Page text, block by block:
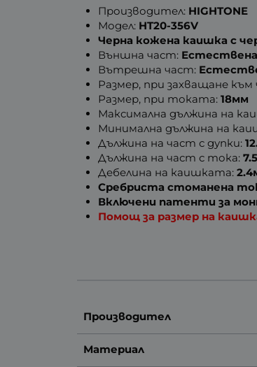
Производител: HIGHTONE
Модел: HT20-356V
Черна кожена каишка с
Външна част:
Вътрешна част:
Размер, при захващане към
Размер, при токата:18мм
Максимална дължина на
Минимална дължина на
Дължина на част с дупки:
Дължина на част с тока:
Дебелина на каишката:
Сребриста стоманена
Включени патенти за
Помощ за размер на
Производител
Материал